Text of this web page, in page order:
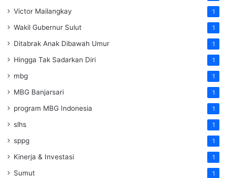
Victor Mailangkay 1
Wakil Gubernur Sulut 1
Ditabrak Anak Dibawah Umur 1
Hingga Tak Sadarkan Diri 1
mbg 1
MBG Banjarsari 1
program MBG Indonesia 1
slhs 1
sppg 1
Kinerja & Investasi 1
Sumut 1